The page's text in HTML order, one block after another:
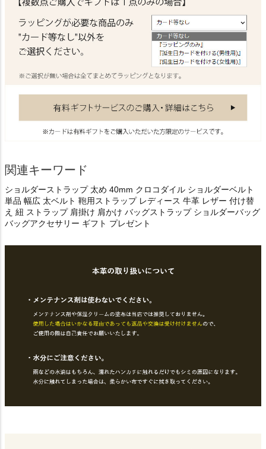
関連キーワード
ショルダーストラップ 太め 40mm クロコダイル ショルダーベルト
単品 幅広 太ベルト 鞄用ストラップ レディース 牛革 レザー 付け替
え 紐 ストラップ 肩掛け 肩かけ バッグストラップ ショルダーバッグ
バッグアクセサリー ギフト プレゼント